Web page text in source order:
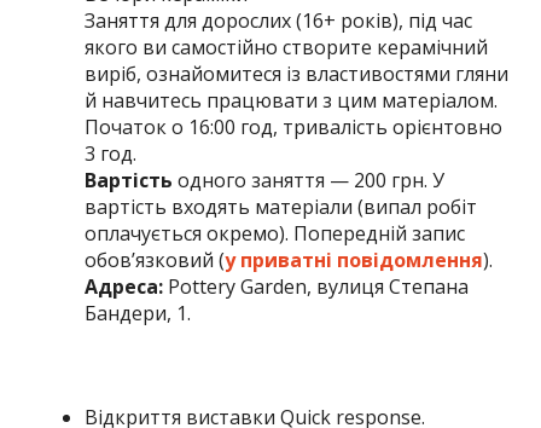
Заняття для дорослих (16+ років), під час
якого ви самостійно створите керамічний
виріб, ознайомитеся із властивостями гляни
й навчитесь працювати з цим матеріалом.
Початок о 16:00 год, тривалість орієнтовно
3 год.
Вартість одного заняття — 200 грн. У
вартість входять матеріали (випал робіт
оплачується окремо). Попередній запис
обов’язковий (у приватні повідомлення).
Адреса: Pottery Garden, вулиця Степана
Бандери, 1.
Відкриття виставки Quick response.